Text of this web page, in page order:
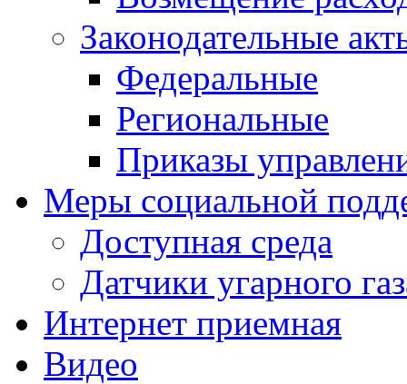
Законодательные
Федеральные
Региональные
Приказы
Меры социальной
Доступная среда
Датчики угарного
Интернет приемная
Видео